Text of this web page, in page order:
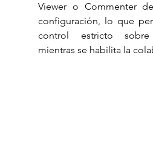
Viewer o Commenter
configuración, lo que
control estricto
mientras se habilita la